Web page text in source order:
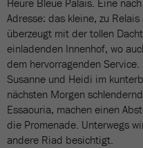
Heure Bleue Palais. Eine
Adresse: das kleine, zu
überzeugt mit der tollen
einladenden Innenhof, wo
dem hervorragenden
Susanne und Heidi im
nächsten Morgen
Essaouria, machen einen
die Promenade. Unterwegs
andere Riad besichtigt.